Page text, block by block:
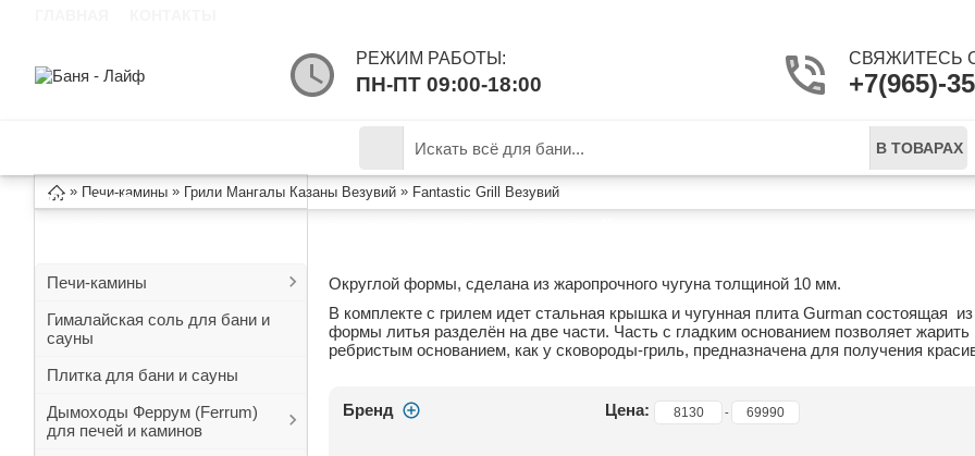
РЕЖИМ РАБОТЫ:
ПН-ПТ 09:00-18:00
СВЯЖИТЕСЬ
+7(965)-
ТОВАРОВ
В ТОВАРАХ
» Печи-камины » Грили Мангалы Казаны Везувий » Fantastic Grill Везувий
Печи-камины
Гималайская соль для бани и
сауны
Плитка для бани и сауны
Дымоходы Феррум (Ferrum)
для печей и каминов
Округлой формы, сделана из жаропрочного чугуна толщиной 10 мм.
В комплекте с грилем идет стальная крышка и чугунная плита Gurman состоящая
формы литья разделён на две части. Часть с гладким основанием позволяет
ребристым основанием, как у сковороды-гриль, предназначена для получения
Бренд Цена: -